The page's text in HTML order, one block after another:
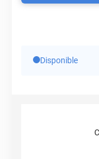
Disponible